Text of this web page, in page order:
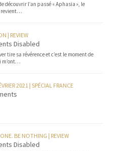
découvrir l’an passé « Aphasia », le
revient…
| REVIEW
Disabled
tire sa révérence et c’est le moment de
m’ont…
2021 | SPÉCIAL FRANCE
BE NOTHING | REVIEW
Disabled